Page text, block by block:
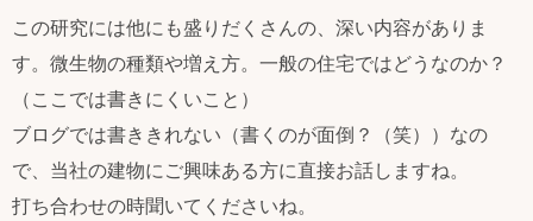
この研究には他にも盛りだくさんの、深い内容がありま
す。微生物の種類や増え方。一般の住宅ではどうなのか？
（ここでは書きにくいこと）
ブログでは書ききれない（書くのが面倒？（笑））なの
で、当社の建物にご興味ある方に直接お話しますね。
打ち合わせの時聞いてくださいね。